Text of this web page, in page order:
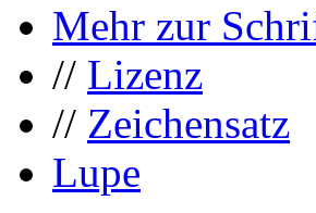
Mehr zur
// Lizenz
// Zeichensatz
Lupe